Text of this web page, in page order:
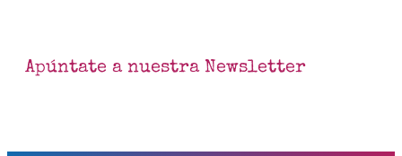
Apúntate a nuestra Newsletter